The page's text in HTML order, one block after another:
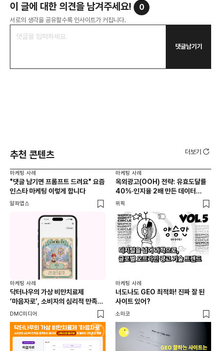
이 글에 대한 의견을 남겨주세요! 0
서로의 생각을 공유할수록 인사이트가 커집니다.
댓글남기기
추천 콘텐츠 더보기
마케팅 사례
"댓글 남기면 프롬프트 드려요" 요즘
인스타 마케팅 이렇게 합니다
알파앱스
마케팅 사례
옥외광고(OOH) 전략: 유효도달률
40%·인지율 2배 만든 데이터
활용법 | 애드타입 양승만 이사
위픽
마케팅 사례
닥터나우의 가상 비만치료제
‘마음자로’, 소비자의 심리적 만족을
충족하는 동시에 서비스의 접근성을
DMC미디어
마케팅 사례
너도나도 GEO 최적화! 진짜 잘 된
사이트 있어?
소마코